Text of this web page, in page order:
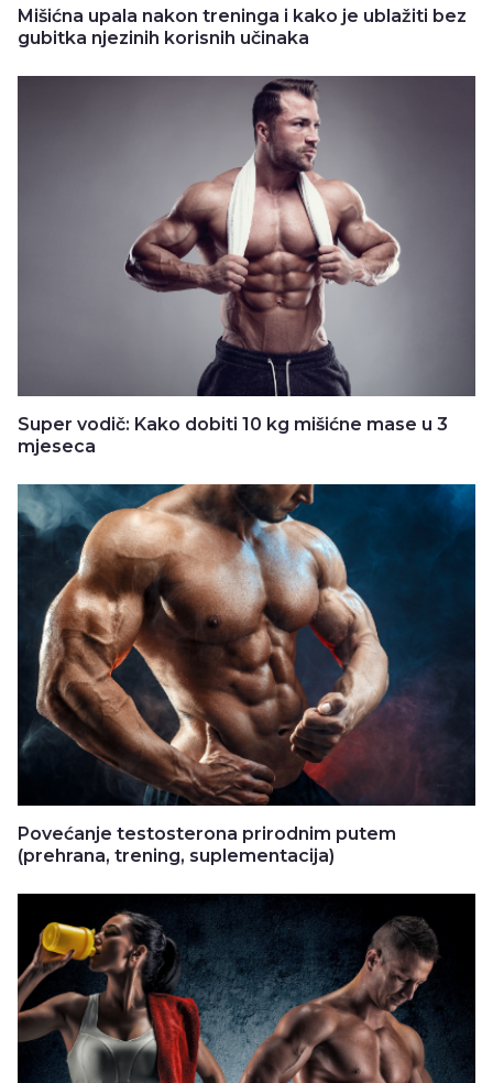
Mišićna upala nakon treninga i kako je ublažiti bez
gubitka njezinih korisnih učinaka
Super vodič: Kako dobiti 10 kg mišićne mase u 3
mjeseca
Povećanje testosterona prirodnim putem
(prehrana, trening, suplementacija)